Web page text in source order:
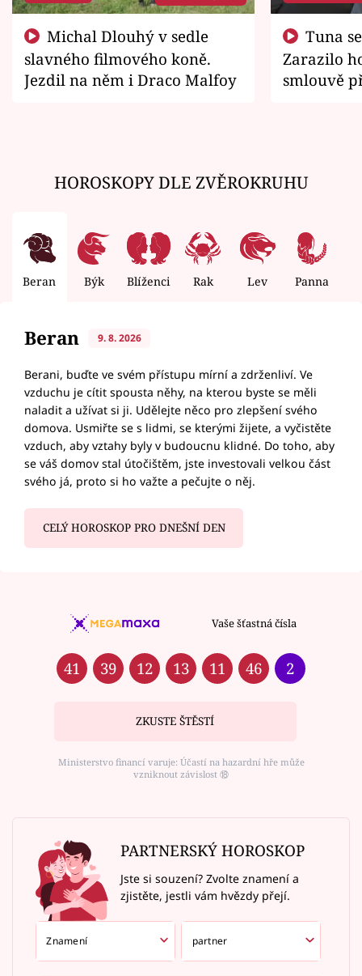
slavného filmového koně.
Jezdil na něm i Draco Malfoy
Zarazilo
smlouvě
HOROSKOPY DLE ZVĚROKRUHU
Beran Býk Blíženci Rak Lev Panna
Beran 9. 8. 2026
Berani, buďte ve svém přístupu mírní a zdrženliví. Ve
vzduchu je cítit spousta něhy, na kterou byste se měli
naladit a užívat si ji. Udělejte něco pro zlepšení svého
domova. Usmiřte se s lidmi, se kterými žijete, a vyčistěte
vzduch, aby vztahy byly v budoucnu klidné. Do toho, aby
se váš domov stal útočištěm, jste investovali velkou část
svého já, proto si ho važte a pečujte o něj.
CELÝ HOROSKOP PRO DNEŠNÍ DEN
Vaše šťastná čísla
41 39 12 13 11 46 2
ZKUSTE ŠTĚSTÍ
Ministerstvo financí varuje: Účastí na hazardní hře může
vzniknout závislost ⑱
PARTNERSKÝ HOROSKOP
Jste si souzení? Zvolte znamení a
zjistěte, jestli vám hvězdy přejí.